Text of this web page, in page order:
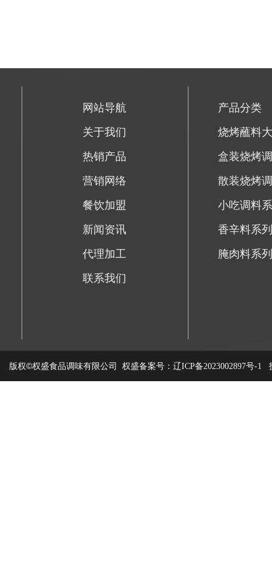
网站导航
关于我们
热销产品
营销网络
餐饮加盟
新闻资讯
代理加工
联系我们
产品分类
烧烤蘸料
盒装烧烤
散装烧烤
小吃调料
香辛料系列
腌肉料系列
版权©权盛食品调味有限公司 权盛备案号： 辽ICP备2023002897号-1